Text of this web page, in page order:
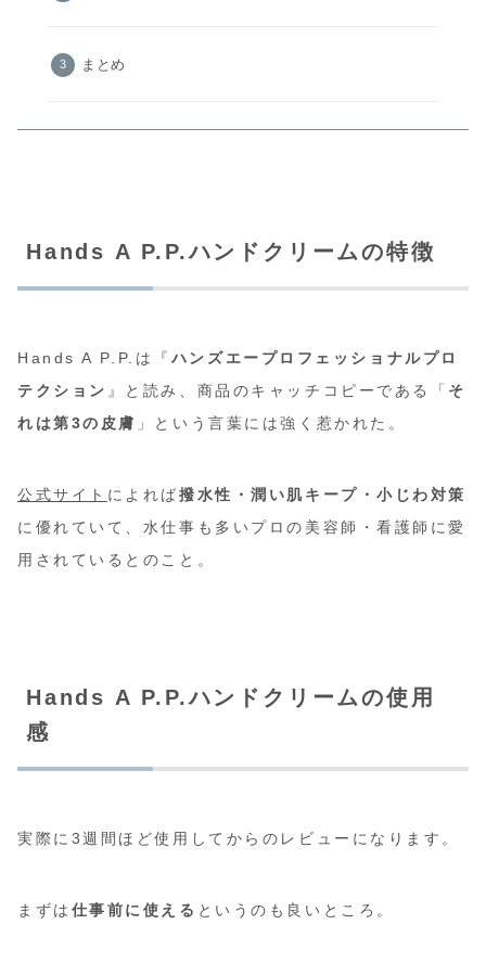
まとめ
Hands A P.P.ハンドクリームの特徴
Hands A P.P.は『 ハンズエープロフェッショナルプロ
テクション 』と読み、商品のキャッチコピーである「 そ
れは第3の皮膚 」という言葉には強く惹かれた。
公式サイト によれば撥水性・潤い肌キープ・小じわ対策
に優れていて、水仕事も多いプロの美容師・看護師に愛
用されているとのこと。
Hands A P.P.ハンドクリームの使用
感
実際に3週間ほど使用してからのレビューになります。
まずは 仕事前に使える というのも良いところ。